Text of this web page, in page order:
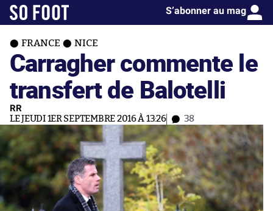
S’abonner au mag
FRANCE NICE
Carragher commente le
transfert de Balotelli
RR
LE JEUDI 1ER SEPTEMBRE 2016 À 13:26 38